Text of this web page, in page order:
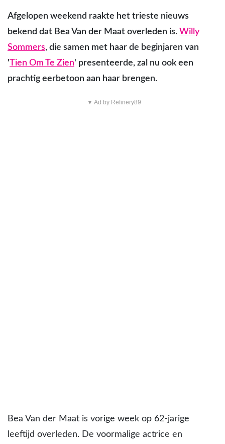
Afgelopen weekend raakte het trieste nieuws
bekend dat Bea Van der Maat overleden is. Willy
Sommers, die samen met haar de beginjaren van
'Tien Om Te Zien' presenteerde, zal nu ook een
prachtig eerbetoon aan haar brengen.
▼ Ad by Refinery89
Bea Van der Maat is vorige week op 62-jarige
leeftijd overleden. De voormalige actrice en